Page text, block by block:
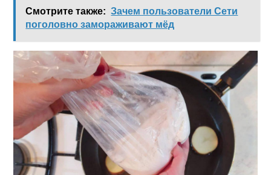
Смотрите также: Зачем пользователи Сети
поголовно замораживают мёд